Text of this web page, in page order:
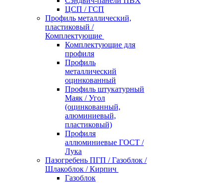
ЦСП / ГСП
Профиль металлический,
пластиковый /
Комплектующие
Комплектующие для
профиля
Профиль
металлический
оцинкованный
Профиль штукатурный
Маяк / Угол
(оцинкованный,
алюминиевый,
пластиковый)
Профиля
аллюминиевые ГОСТ /
Лука
Пазогребень ПГП / Газоблок /
Шлакоблок / Кирпич
Газоблок